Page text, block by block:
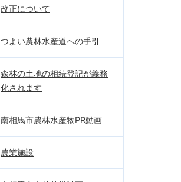
改正について
つよい農林水産道への手引
森林の土地の相続登記が義務
化されます
南相馬市農林水産物PR動画
農業施設